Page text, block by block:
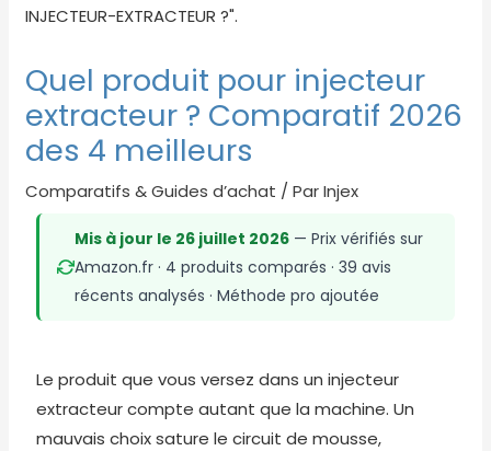
Quel produit pour injecteur
extracteur ? Comparatif 2026
des 4 meilleurs
Comparatifs & Guides d’achat / ParInjex
Mis à jour le 26 juillet 2026 — Prix vérifiés sur
Amazon.fr · 4 produits comparés · 39 avis
récents analysés · Méthode pro ajoutée
Le produit que vous versez dans un injecteur
extracteur compte autant que la machine. Un
mauvais choix sature le circuit de mousse,